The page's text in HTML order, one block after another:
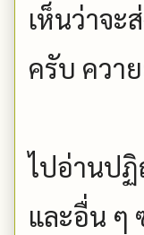
เห็นว่าจะ
ครับ ควา
ไปอ่านป
และอื่น ๆ